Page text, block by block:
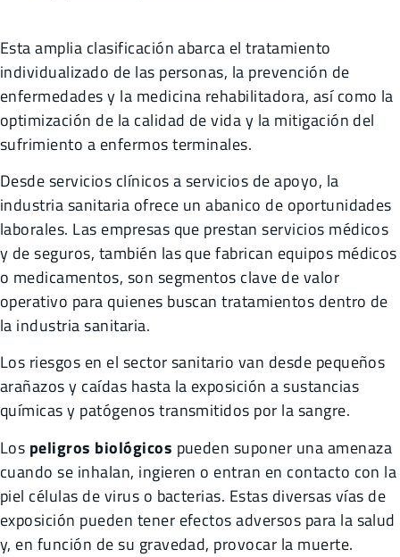
Esta amplia clasificación abarca el tratamiento
individualizado de las personas, la prevención de
enfermedades y la medicina rehabilitadora, así como la
optimización de la calidad de vida y la mitigación del
sufrimiento a enfermos terminales.
Desde servicios clínicos a servicios de apoyo, la
industria sanitaria ofrece un abanico de oportunidades
laborales. Las empresas que prestan servicios médicos
y de seguros, también las que fabrican equipos médicos
o medicamentos, son segmentos clave de valor
operativo para quienes buscan tratamientos dentro de
la industria sanitaria.
Los riesgos en el sector sanitario van desde pequeños
arañazos y caídas hasta la exposición a sustancias
químicas y patógenos transmitidos por la sangre.
Los peligros biológicos pueden suponer una amenaza
cuando se inhalan, ingieren o entran en contacto con la
piel células de virus o bacterias. Estas diversas vías de
exposición pueden tener efectos adversos para la salud
y, en función de su gravedad, provocar la muerte.